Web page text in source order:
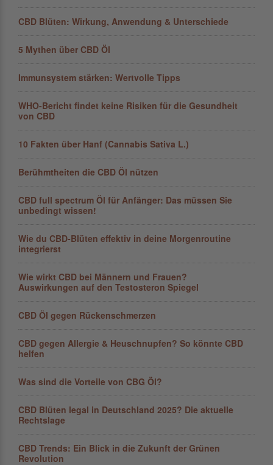
CBD Blüten: Wirkung, Anwendung & Unterschiede
5 Mythen über CBD Öl
Immunsystem stärken: Wertvolle Tipps
WHO-Bericht findet keine Risiken für die Gesundheit
von CBD
10 Fakten über Hanf (Cannabis Sativa L.)
Berühmtheiten die CBD Öl nützen
CBD full spectrum Öl für Anfänger: Das müssen Sie
unbedingt wissen!
Wie du CBD-Blüten effektiv in deine Morgenroutine
integrierst
Wie wirkt CBD bei Männern und Frauen?
Auswirkungen auf den Testosteron Spiegel
CBD Öl gegen Rückenschmerzen
CBD gegen Allergie & Heuschnupfen? So könnte CBD
helfen
Was sind die Vorteile von CBG Öl?
CBD Blüten legal in Deutschland 2025? Die aktuelle
Rechtslage
CBD Trends: Ein Blick in die Zukunft der Grünen
Revolution